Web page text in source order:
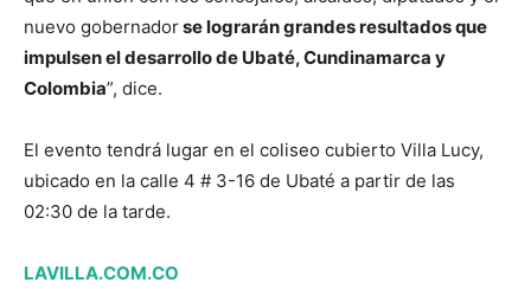
nuevo gobernadorse lograrán grandes resultados que
impulsen el desarrollo de Ubaté, Cundinamarca y
Colombia”, dice.
El evento tendrá lugar en el coliseo cubierto Villa Lucy,
ubicado en la calle 4 # 3-16 de Ubaté a partir de las
02:30 de la tarde.
LAVILLA.COM.CO